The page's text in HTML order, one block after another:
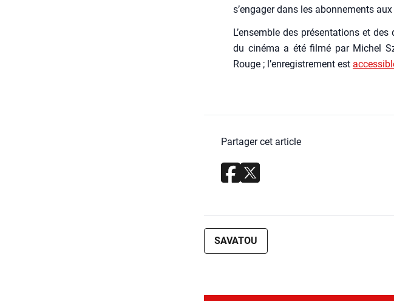
s’engager dans les abon­ne­ments
L’ensemble des pré­sen­ta­tions et
du ciné­ma a été fil­mé par Michel
Rouge ; l’enregistrement est
Partager cet article
SAVATOU